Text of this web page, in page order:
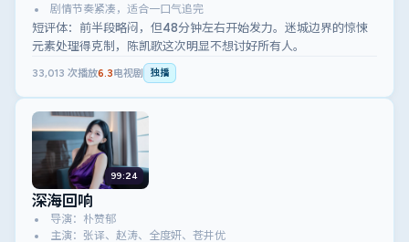
剧情节奏紧凑，适合一口气追完
短评体：前半段略闷，但48分钟左右开始发力。迷城边界的惊悚
元素处理得克制，陈凯歌这次明显不想讨好所有人。
33,013 次播放6.3电视剧 独播
99:24
深海回响
导演：朴赞郁
主演：张译、赵涛、全度妍、苍井优